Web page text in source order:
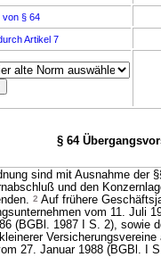
§ 64
Artikel 7
§ 64
sind mit Ausnahme
und den
2 Auf frühere
vom 11. Juli
(BGBl. 1987 I S. 2), sowie
27. Januar 1988 (BGBl. I